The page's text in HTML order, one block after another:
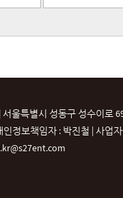
서울특별시 성동구 성수이로
정보책임자 : 박진철 | 사업